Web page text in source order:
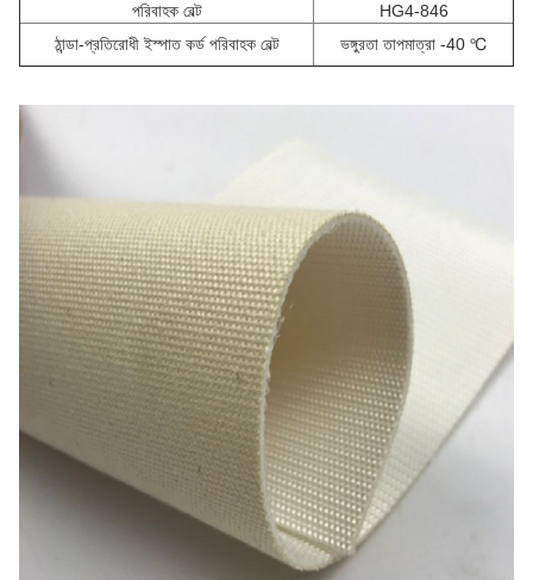
পরিবাহক বেল্ট
HG4-846
ঠান্ডা-প্রতিরোধী ইস্পাত কর্ড পরিবাহক বেল্ট
ভঙ্গুরতা তাপমাত্রা -40 ℃